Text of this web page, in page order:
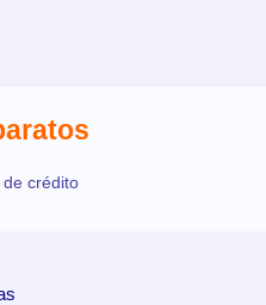
crédito